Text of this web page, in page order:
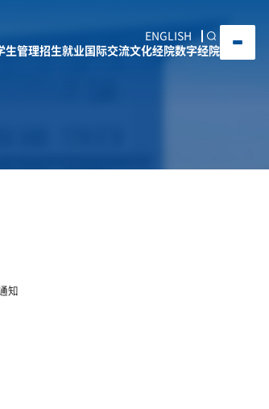
ENGLISH
生管理招生就业国际交流文化经院数字经院
知